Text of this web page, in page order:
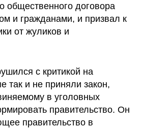
общественного договора
и гражданами, и призвал к
от жуликов и
с критикой на
так и не приняли закон,
в уголовных
правительство. Он
правительство в